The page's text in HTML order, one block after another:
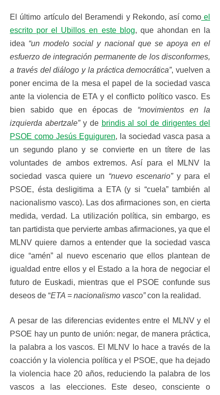
El último artículo del Beramendi y Rekondo, así comoel
escrito por el Ubillos en este blog, que ahondan en la
idea “un modelo social y nacional que se apoya en el
esfuerzo de integración permanente de los disconformes,
a través del diálogo y la práctica democrática”, vuelven a
poner encima de la mesa el papel de la sociedad vasca
ante la violencia de ETA y el conflicto político vasco. Es
bien sabido que en épocas de “movimientos en la
izquierda abertzale”y de brindis al sol de dirigentes del
PSOE como Jesús Eguiguren, la sociedad vasca pasa a
un segundo plano y se convierte en un títere de las
voluntades de ambos extremos. Así para el MLNV la
sociedad vasca quiere un “nuevo escenario”y para el
PSOE, ésta desligitima a ETA (y si “cuela” también al
nacionalismo vasco). Las dos afirmaciones son, en cierta
medida, verdad. La utilización política, sin embargo, es
tan partidista que pervierte ambas afirmaciones, ya que el
MLNV quiere darnos a entender que la sociedad vasca
dice “amén” al nuevo escenario que ellos plantean de
igualdad entre ellos y el Estado a la hora de negociar el
futuro de Euskadi, mientras que el PSOE confunde sus
deseos de “ETA = nacionalismo vasco”con la realidad.
A pesar de las diferencias evidentes entre el MLNV y el
PSOE hay un punto de unión: negar, de manera práctica,
la palabra a los vascos. El MLNV lo hace a través de la
coacción y la violencia política y el PSOE, que ha dejado
la violencia hace 20 años, reduciendo la palabra de los
vascos a las elecciones. Este deseo, consciente o